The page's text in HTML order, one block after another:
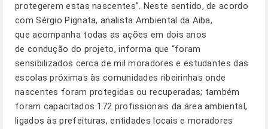
protegerem estas nascentes”. Neste sentido, de acordo
com Sérgio Pignata, analista Ambiental da Aiba,
que acompanha todas as ações em dois anos
de condução do projeto, informa que “foram
sensibilizados cerca de mil moradores e estudantes das
escolas próximas às comunidades ribeirinhas onde
nascentes foram protegidas ou recuperadas; também
foram capacitados 172 profissionais da área ambiental,
ligados às prefeituras, entidades locais e moradores